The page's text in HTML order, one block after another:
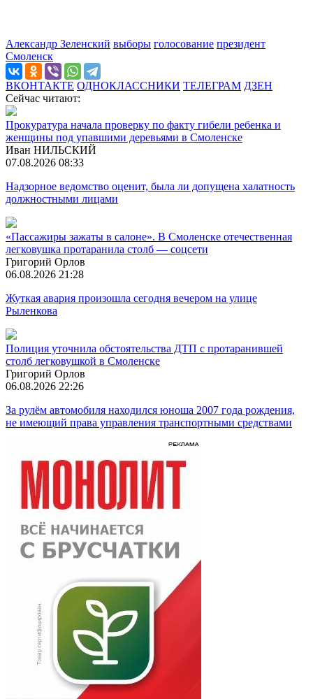
Александр Зеленский выборы голосование президент
Смоленск
ВКОНТАКТЕ ОДНОКЛАССНИКИ ТЕЛЕГРАМ ДЗЕН
Сейчас читают:
Прокуратура начала проверку по факту гибели ребенка и
женщины под упавшими деревьями в Смоленске
Иван НИЛЬСКИЙ
07.08.2026 08:33
Надзорное ведомство оценит, была ли допущена халатность
должностными лицами
«Пассажиры зажаты в салоне». В Смоленске отечественная
легковушка протаранила столб — соцсети
Григорий Орлов
06.08.2026 21:28
Жуткая авария произошла сегодня вечером на улице
Рыленкова
Полиция уточнила обстоятельства ДТП с протаранившей
столб легковушкой в Смоленске
Григорий Орлов
06.08.2026 22:26
За рулём автомобиля находился юноша 2007 года рождения,
не имеющий права управления транспортными средствами